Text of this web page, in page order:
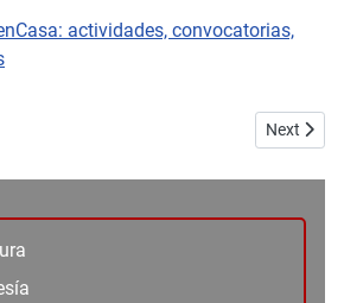
actividades, convocatorias,
- Artes visuales - Habitar la memoria - Ana
Next
Next